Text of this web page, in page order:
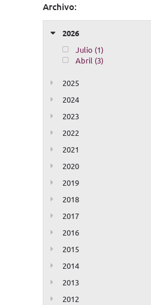
Archivo:
2026
Julio (1)
Abril (3)
2025
2024
2023
2022
2021
2020
2019
2018
2017
2016
2015
2014
2013
2012